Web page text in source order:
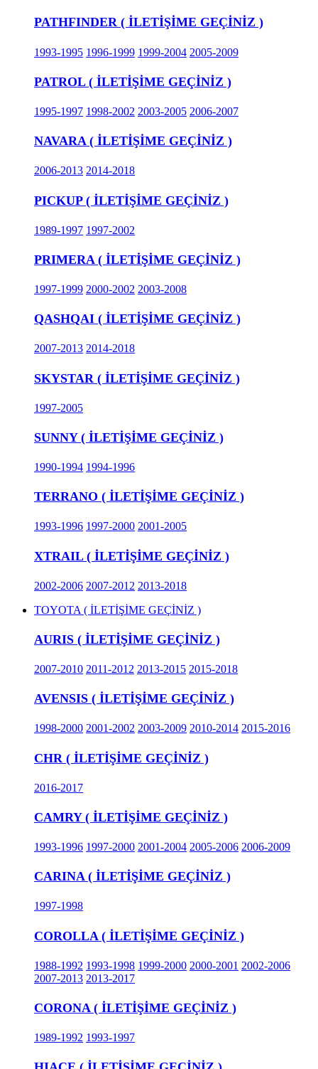
PATHFINDER ( İLETİŞİME GEÇİNİZ )
1993-1995 1996-1999 1999-2004 2005-2009
PATROL ( İLETİŞİME GEÇİNİZ )
1995-1997 1998-2002 2003-2005 2006-2007
NAVARA ( İLETİŞİME GEÇİNİZ )
2006-2013 2014-2018
PICKUP ( İLETİŞİME GEÇİNİZ )
1989-1997 1997-2002
PRIMERA ( İLETİŞİME GEÇİNİZ )
1997-1999 2000-2002 2003-2008
QASHQAI ( İLETİŞİME GEÇİNİZ )
2007-2013 2014-2018
SKYSTAR ( İLETİŞİME GEÇİNİZ )
1997-2005
SUNNY ( İLETİŞİME GEÇİNİZ )
1990-1994 1994-1996
TERRANO ( İLETİŞİME GEÇİNİZ )
1993-1996 1997-2000 2001-2005
XTRAIL ( İLETİŞİME GEÇİNİZ )
2002-2006 2007-2012 2013-2018
TOYOTA ( İLETİŞİME GEÇİNİZ )
AURIS ( İLETİŞİME GEÇİNİZ )
2007-2010 2011-2012 2013-2015 2015-2018
AVENSIS ( İLETİŞİME GEÇİNİZ )
1998-2000 2001-2002 2003-2009 2010-2014 2015-2016
CHR ( İLETİŞİME GEÇİNİZ )
2016-2017
CAMRY ( İLETİŞİME GEÇİNİZ )
1993-1996 1997-2000 2001-2004 2005-2006 2006-2009
CARINA ( İLETİŞİME GEÇİNİZ )
1997-1998
COROLLA ( İLETİŞİME GEÇİNİZ )
1988-1992 1993-1998 1999-2000 2000-2001 2002-2006
2007-2013 2013-2017
CORONA ( İLETİŞİME GEÇİNİZ )
1989-1992 1993-1997